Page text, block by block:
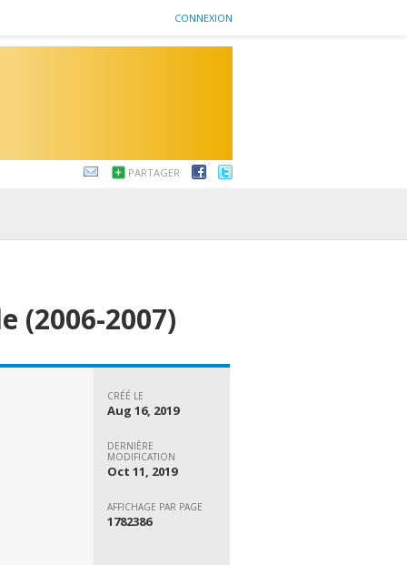
CONNEXION
PARTAGER
(2006-2007)
CRÉÉ LE
Aug 16, 2019
DERNIÈRE
MODIFICATION
Oct 11, 2019
AFFICHAGE PAR PAGE
1782386